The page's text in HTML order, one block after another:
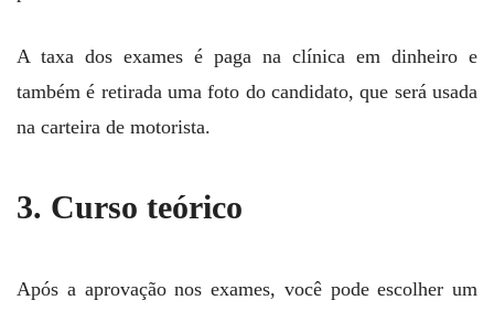
A taxa dos exames é paga na clínica em dinheiro e
também é retirada uma foto do candidato, que será usada
na carteira de motorista.
3. Curso teórico
Após a aprovação nos exames, você pode escolher um